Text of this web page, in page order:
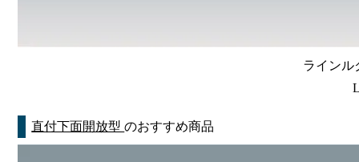
ラインル
直付下面開放型のおすすめ商品